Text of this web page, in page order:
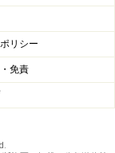
で統一すること
えるスタイリン
り見えが叶っ
リシー
免責